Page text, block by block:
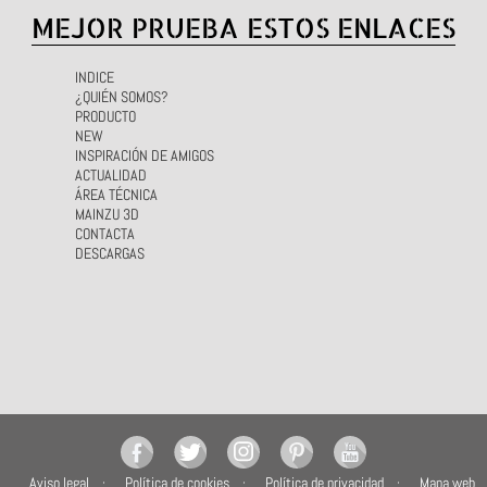
MEJOR PRUEBA ESTOS ENLACES
INDICE
¿QUIÉN SOMOS?
PRODUCTO
NEW
INSPIRACIÓN DE AMIGOS
ACTUALIDAD
ÁREA TÉCNICA
MAINZU 3D
CONTACTA
DESCARGAS
Aviso legal Política de cookies Política de privacidad Mapa web